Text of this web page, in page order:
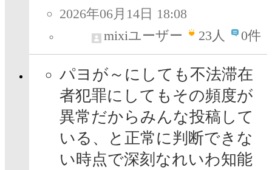
2026年06月14日 18:08
mixiユーザー
23人 0件
パヨが～にしても不法滞在
者犯罪にしてもその頻度が
異常だからみんな投稿して
いる、と正常に判断できな
い時点で深刻なれいわ知能